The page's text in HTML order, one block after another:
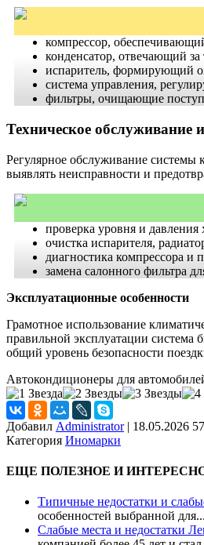
компрессор,
конденсатор, отвечающий
испаритель, формирующий
система управления,
фильтры, очищающие
Техническое обслуживание
Регулярное обслуживание системы
выявлять неисправности и
проверка уровня и давления
очистка испарителя,
диагностика компрессора и
замена салонного фильтра
Эксплуатационные особенности
Грамотное использование
правильной эксплуатации система
общий уровень безопасности
Автокондиционеры для
Добавил Administrator | 18.05.2026
Категория Иномарки
ЕЩЕ ПОЛЕЗНОЕ И
Типичные недостатки и
особенностей выбранной для...
Слабые места и недостатки